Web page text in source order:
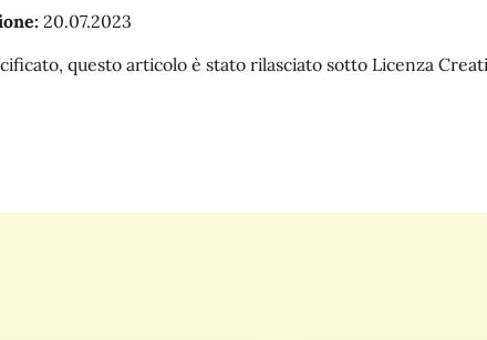
20.07.2023
questo articolo è stato rilasciato sotto Licenza